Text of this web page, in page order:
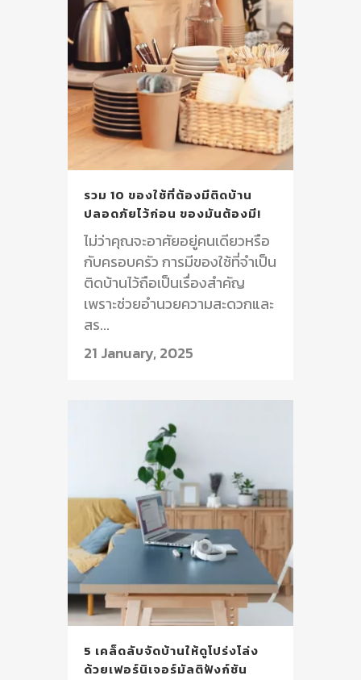
รวม 10 ของใช้ที่ต้องมีติดบ้าน
ปลอดภัยไว้ก่อน ของมันต้องมี!
ไม่ว่าคุณจะอาศัยอยู่คนเดียวหรือ
กับครอบครัว การมีของใช้ที่จำเป็น
ติดบ้านไว้ถือเป็นเรื่องสำคัญ
เพราะช่วยอำนวยความสะดวกและ
สร...
21 January, 2025
5 เคล็ดลับจัดบ้านให้ดูโปร่งโล่ง
ด้วยเฟอร์นิเจอร์มัลติฟังก์ชัน